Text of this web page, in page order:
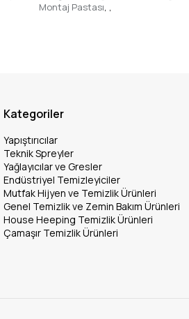
Montaj Pastası, ,
Kategoriler
Yapıştırıcılar
Teknik Spreyler
Yağlayıcılar ve Gresler
Endüstriyel Temizleyiciler
Mutfak Hijyen ve Temizlik Ürünleri
Genel Temizlik ve Zemin Bakım Ürünleri
House Heeping Temizlik Ürünleri
Çamaşır Temizlik Ürünleri